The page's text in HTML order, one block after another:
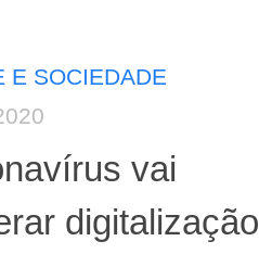
E SOCIEDADE
vai
digitalização